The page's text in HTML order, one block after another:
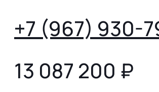
+7 (967) 930-
13 087 200 ₽